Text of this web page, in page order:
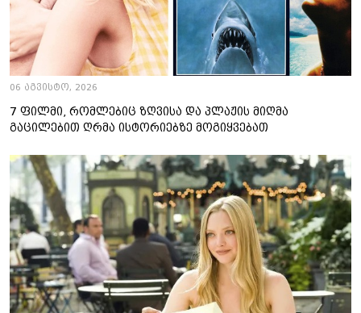
06 აგვისტო, 2026
7 ფილმი, რომლებიც ზღვისა და პლაჟის მიღმა
გაცილებით ღრმა ისტორიებზე მოგიყვებათ